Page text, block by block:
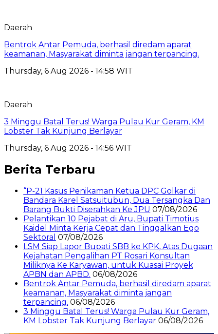
Daerah
Bentrok Antar Pemuda, berhasil diredam aparat
keamanan, Masyarakat diminta jangan terpancing.
Thursday, 6 Aug 2026 - 14:58 WIT
Daerah
3 Minggu Batal Terus! Warga Pulau Kur Geram, KM
Lobster Tak Kunjung Berlayar
Thursday, 6 Aug 2026 - 14:56 WIT
Berita Terbaru
“P-21 Kasus Penikaman Ketua DPC Golkar di
Bandara Karel Satsuitubun, Dua Tersangka Dan
Barang Bukti Diserahkan Ke JPU 07/08/2026
Pelantikan 10 Pejabat di Aru, Bupati Timotius
Kaidel Minta Kerja Cepat dan Tinggalkan Ego
Sektoral 07/08/2026
LSM Siap Lapor Bupati SBB ke KPK, Atas Dugaan
Kejahatan Pengalihan PT Rosari Konsultan
Miliknya Ke Karyawan, untuk Kuasai Proyek
APBN dan APBD. 06/08/2026
Bentrok Antar Pemuda, berhasil diredam aparat
keamanan, Masyarakat diminta jangan
terpancing. 06/08/2026
3 Minggu Batal Terus! Warga Pulau Kur Geram,
KM Lobster Tak Kunjung Berlayar 06/08/2026